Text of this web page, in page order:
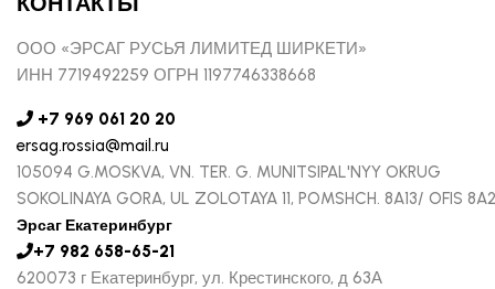
ООО «ЭРСАГ РУСЬЯ ЛИМИТЕД ШИРКЕТИ»
ИНН 7719492259 ОГРН 1197746338668
+7 969 061 20 20
ersag.rossia@mail.ru
105094 G.MOSKVA, VN. TER. G. MUNITSIPAL'NYY OKRUG
SOKOLINAYA GORA, UL ZOLOTAYA 11, POMSHCH. 8A13/ OFIS
Эрсаг Екатеринбург
+7 982 658-65-21
620073 г Екатеринбург, ул. Крестинского, д 63А